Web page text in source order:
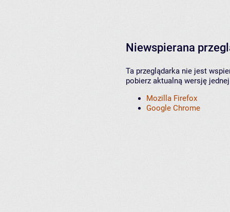
Niewspierana
Ta przeglądarka nie jest
pobierz aktualną wersję
Mozilla Firefox
Google Chrome